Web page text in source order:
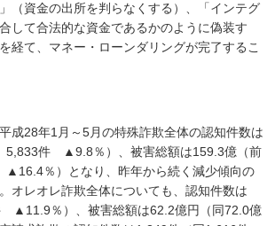
（資金の出所を判らなくする）、「インテグ
して合法的な資金であるかのように偽装す
経て、マネー・ローンダリングが完了するこ
成28年1月～5月の特殊詐欺全体の認知件数は
件 ▲9.8％）、被害総額は159.3億（前
％）となり、昨年から続く減少傾向の
オレオレ詐欺全体についても、認知件数は
▲11.9％）、被害総額は62.2億円（同72.0億